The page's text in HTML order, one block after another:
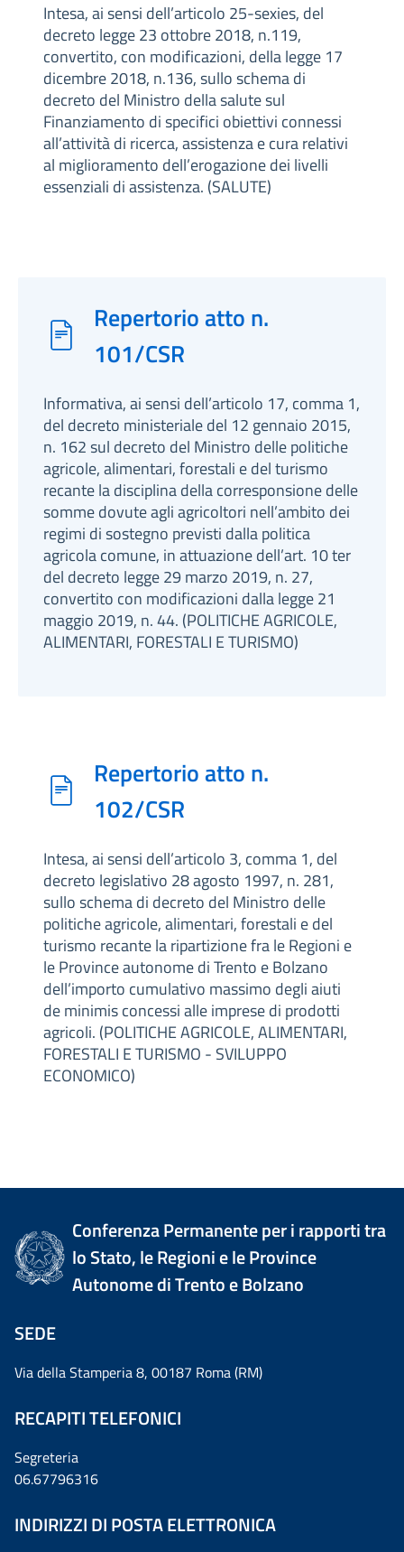
Intesa, ai sensi dell’articolo 25-sexies, del
decreto legge 23 ottobre 2018, n.119,
convertito, con modificazioni, della legge 17
dicembre 2018, n.136, sullo schema di
decreto del Ministro della salute sul
Finanziamento di specifici obiettivi connessi
all’attività di ricerca, assistenza e cura relativi
al miglioramento dell’erogazione dei livelli
essenziali di assistenza. (SALUTE)
Repertorio atto n.
101/CSR
Informativa, ai sensi dell’articolo 17, comma 1,
del decreto ministeriale del 12 gennaio 2015,
n. 162 sul decreto del Ministro delle politiche
agricole, alimentari, forestali e del turismo
recante la disciplina della corresponsione delle
somme dovute agli agricoltori nell’ambito dei
regimi di sostegno previsti dalla politica
agricola comune, in attuazione dell’art. 10 ter
del decreto legge 29 marzo 2019, n. 27,
convertito con modificazioni dalla legge 21
maggio 2019, n. 44. (POLITICHE AGRICOLE,
ALIMENTARI, FORESTALI E TURISMO)
Repertorio atto n.
102/CSR
Intesa, ai sensi dell’articolo 3, comma 1, del
decreto legislativo 28 agosto 1997, n. 281,
sullo schema di decreto del Ministro delle
politiche agricole, alimentari, forestali e del
turismo recante la ripartizione fra le Regioni e
le Province autonome di Trento e Bolzano
dell’importo cumulativo massimo degli aiuti
de minimis concessi alle imprese di prodotti
agricoli. (POLITICHE AGRICOLE, ALIMENTARI,
FORESTALI E TURISMO - SVILUPPO
ECONOMICO)
Conferenza Permanente per i rapporti tra
lo Stato, le Regioni e le Province
Autonome di Trento e Bolzano
SEDE
Via della Stamperia 8, 00187 Roma (RM)
RECAPITI TELEFONICI
Segreteria
06.67796316
INDIRIZZI DI POSTA ELETTRONICA